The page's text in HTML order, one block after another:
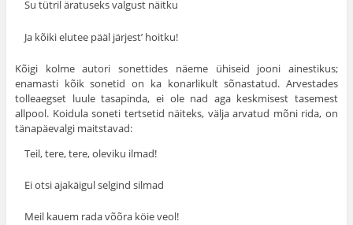
Su tütril äratuseks valgust näitku
Ja kõiki elutee pääl järjest’ hoitku!
Kõigi kolme autori sonettides näeme ühiseid jooni ainestikus;
enamasti kõik sonetid on ka konarlikult sõnastatud. Arvestades
tolleaegset luule tasapinda, ei ole nad aga keskmisest tasemest
allpool. Koidula soneti tertsetid näiteks, välja arvatud mõni rida, on
tänapäevalgi maitstavad:
Teil, tere, tere, oleviku ilmad!
Ei otsi ajakäigul selgind silmad
Meil kauem rada võõra köie veol!